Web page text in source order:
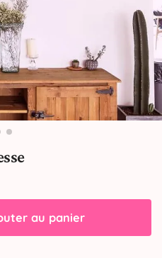
au panier